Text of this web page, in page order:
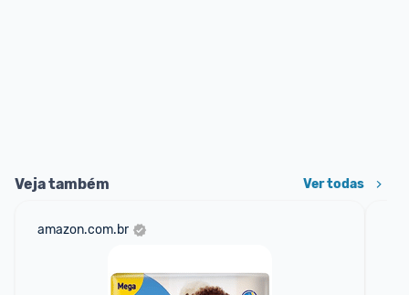
Veja também Ver todas
amazon.com.br